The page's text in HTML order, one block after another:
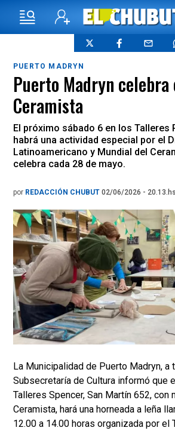
PUERTO MADRYN
Puerto Madryn celebra
Ceramista
El próximo sábado 6 en los Talleres
habrá una actividad especial por el
Latinoamericano y Mundial del
celebra cada 28 de mayo.
por REDACCIÓN CHUBUT 02/06/2026 - 20.13.hs
La Municipalidad de Puerto Madryn, a
Subsecretaría de Cultura informó que
Talleres Spencer, San Martín 652, con
Ceramista, hará una horneada a leña
12.00 a 14.00 horas organizada por el